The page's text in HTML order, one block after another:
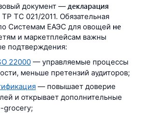
документ — декларация
ТР ТС 021/2011. Обязательная
Системам ЕАЭС для овощей не
и маркетплейсам важны
подтверждения:
22000 — управляемые процессы
меньше претензий аудиторов;
— повышает доверие
и открывает дополнительные
grocery;